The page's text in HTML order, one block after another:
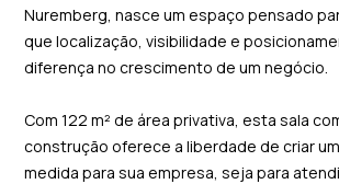
Nuremberg, nasce um espaço pensado
que localização, visibilidade e
diferença no crescimento de um negócio.
Com 122 m² de área privativa, esta sala
construção oferece a liberdade de criar
medida para sua empresa, seja para